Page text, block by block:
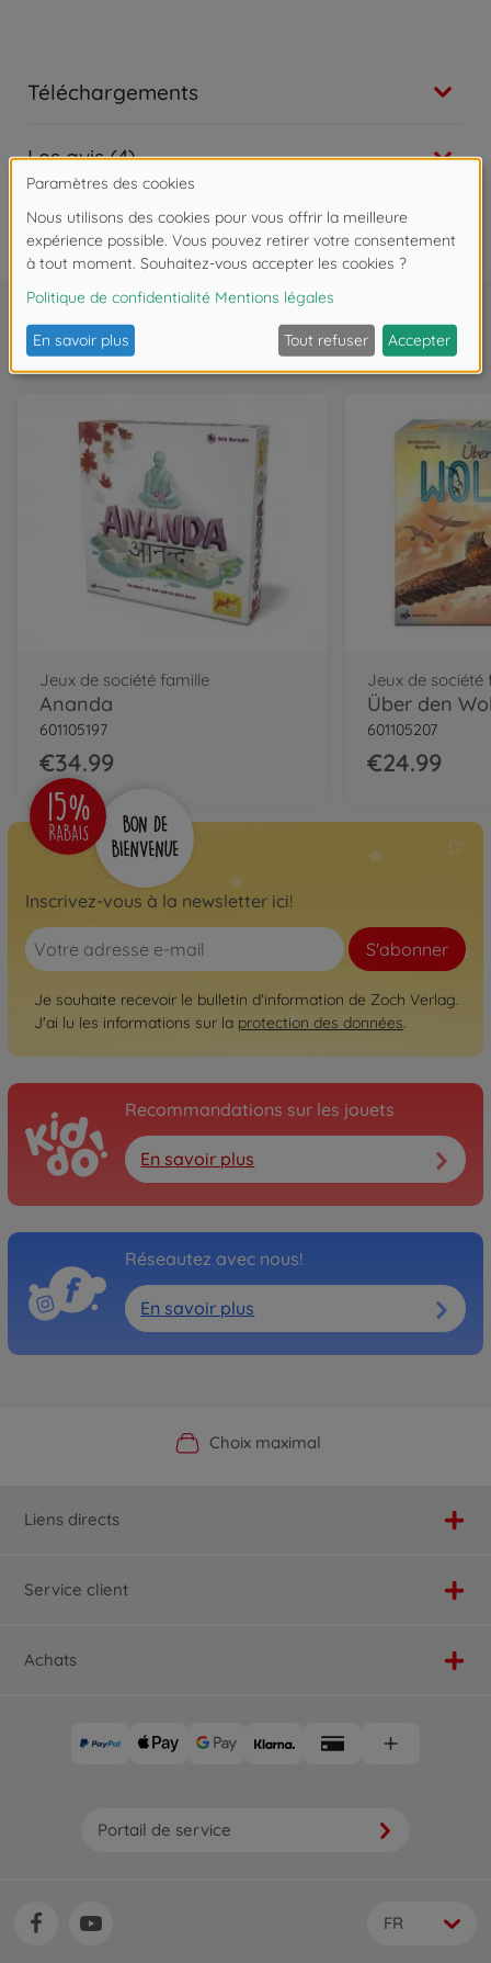
Téléchargements
Les avis (4)
FAQ (4)
Souvent achetés ensemble
Jeux de société famille
Ananda
601105197
€34.99
Jeux de société
Über den
601105207
€24.99
Inscrivez-vous à la newsletter ici!
S'abonner
Je souhaite recevoir le bulletin d'information de Zoch Verlag.
J'ai lu les informations sur la protection des données.
Recommandations sur les jouets
En savoir plus
Réseautez avec nous!
En savoir plus
Boutique officielle du fabricant
Choix maximal
Service personnalisé
Livraison rapide
Liens directs
Service client
Achats
Portail de service
FR